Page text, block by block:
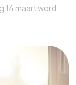
14 maart werd